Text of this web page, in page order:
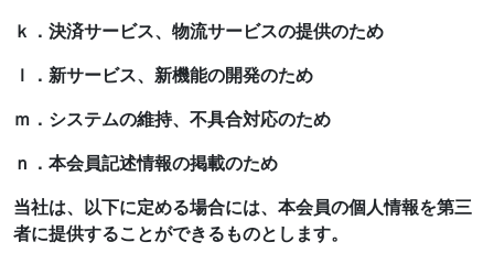
ｋ．決済サービス、物流サービスの提供のため
ｌ．新サービス、新機能の開発のため
ｍ．システムの維持、不具合対応のため
ｎ．本会員記述情報の掲載のため
当社は、以下に定める場合には、本会員の個人情報を第三
者に提供することができるものとします。